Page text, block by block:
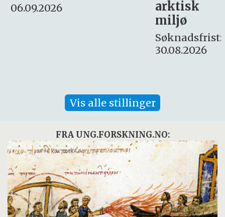
Søknadsfrist:
16. august.
Vis alle stillinger
FRA UNG.FORSKNING.NO: